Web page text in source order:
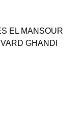
EL MANSOUR
GHANDI